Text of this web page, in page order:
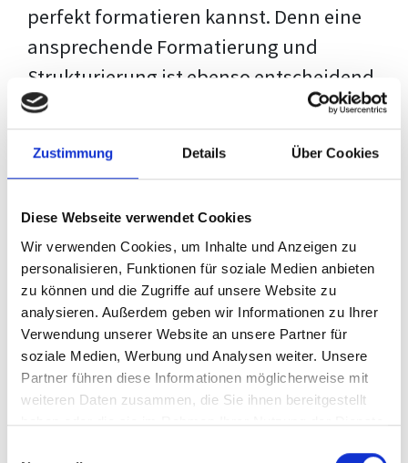
Zustimmung Details Über Cookies
Diese Webseite verwendet Cookies
Wir verwenden Cookies, um Inhalte und Anzeigen zu
personalisieren, Funktionen für soziale Medien anbieten
zu können und die Zugriffe auf unsere Website zu
analysieren. Außerdem geben wir Informationen zu Ihrer
Verwendung unserer Website an unsere Partner für
soziale Medien, Werbung und Analysen weiter. Unsere
Partner führen diese Informationen möglicherweise mit
weiteren Daten zusammen, die Sie ihnen bereitgestellt
haben oder die sie im Rahmen Ihrer Nutzung der Dienste
perfekt formatieren kannst. Denn eine
ansprechende Formatierung und
Strukturierung ist ebenso entscheidend
wie der Inhalt selbst. Jeder Prüfer hat
eigene Erwartungen, und unsere
Schulung ist so konzipiert, dass sie dir
deiner individuellen Vorlage zeigt,
anstatt eine Einheitslösung zu bieten.
Der Prozess des wissenschaftlichen
Schreibens kann ohne das richtige
Wissen eine große Herausforderung
darstellen. Jedoch, ausgestattet mit
denTechniken und Strategiendieses
Kurses, wird die Formatierung deiner